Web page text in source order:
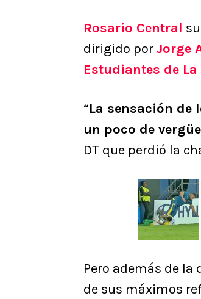
Rosario Central
dirigido por Jorge
Estudiantes de La
“La sensación
un poco de
DT que perdió la
Pero además de
de sus máximos